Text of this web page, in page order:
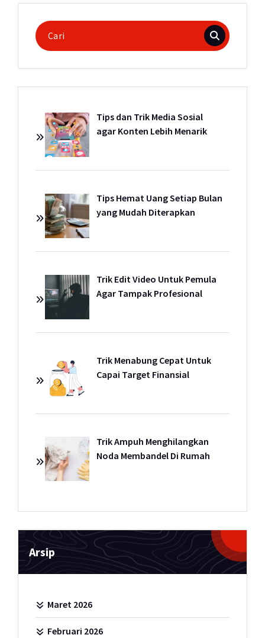
Pencarian
untuk:
Tips dan Trik Media Sosial
agar Konten Lebih Menarik
Tips Hemat Uang Setiap Bulan
yang Mudah Diterapkan
Trik Edit Video Untuk Pemula
Agar Tampak Profesional
Trik Menabung Cepat Untuk
Capai Target Finansial
Trik Ampuh Menghilangkan
Noda Membandel Di Rumah
Arsip
Maret 2026
Februari 2026